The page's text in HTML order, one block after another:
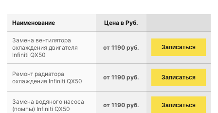
Наименование Цена в Руб.
Замена вентилятора
охлаждения двигателя
Infiniti QX50
от 1190 руб. Записаться
Ремонт радиатора
охлаждения Infiniti QX50
от 1190 руб. Записаться
Замена водяного насоса
(помпы) Infiniti QX50
от 1190 руб. Записаться